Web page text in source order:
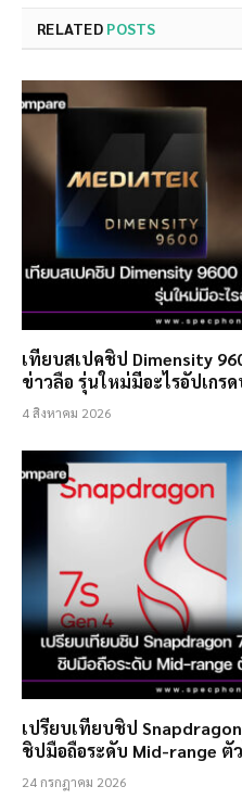
RELATED POSTS
เทียบสเปคชิป Dimensity
ข่าวลือ รุ่นใหม่มีอะไรอัปเกรด
4 สิงหาคม 2026
เปรียบเทียบชิป
ชิปมือถือระดับ Mid-range ตั
24 กรกฎาคม 2026